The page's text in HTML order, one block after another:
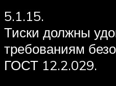
5.1.15.
Тиски должны
требованиям
ГОСТ 12.2.029.